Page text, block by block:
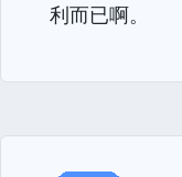
利而已啊。